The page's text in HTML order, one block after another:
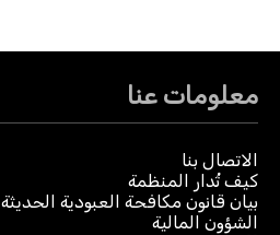
معلومات عنا
الاتصال بنا
كيف تُدار المنظمة
بيان قانون مكافحة العبودية الحديثة
الشؤون المالية